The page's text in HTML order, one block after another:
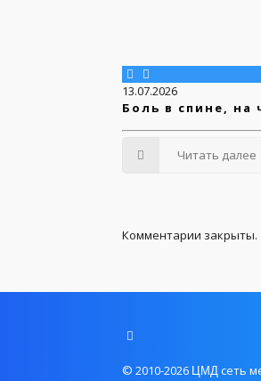
13.07.2026
Боль в спине, на
Читать далее
Комментарии закрыты.
© 2010-2026 ЦМД сеть